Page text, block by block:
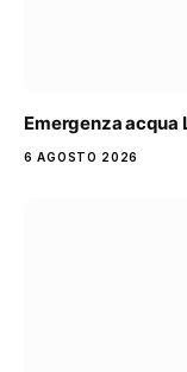
Emergenza acqua
6 AGOSTO 2026